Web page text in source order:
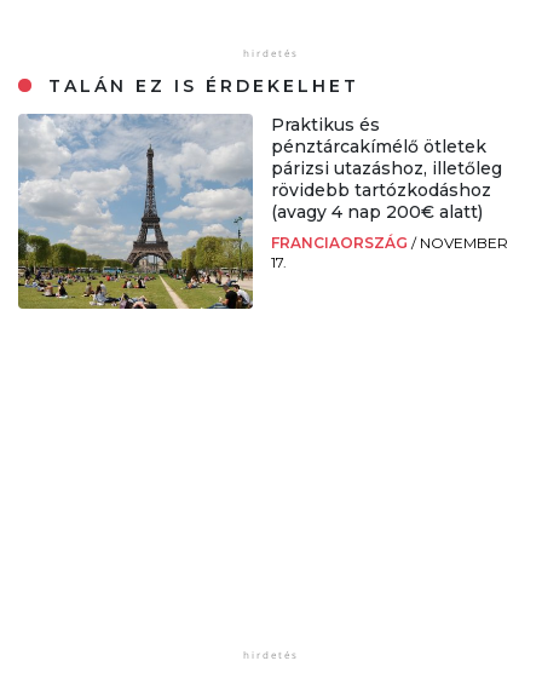
TALÁN EZ IS ÉRDEKELHET
Praktikus és
pénztárcakímélő ötletek
párizsi utazáshoz, illetőleg
rövidebb tartózkodáshoz
(avagy 4 nap 200€ alatt)
FRANCIAORSZÁG / NOVEMBER
17.